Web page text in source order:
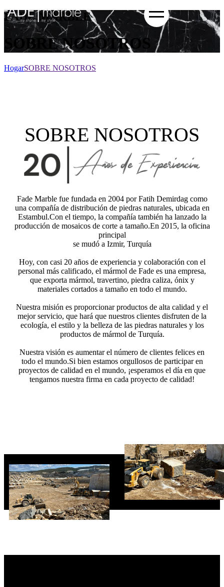
FADE MARBLE
SOBRE NOSOTROS
HogarSOBRE NOSOTROS
SOBRE NOSOTROS
Fade Marble fue fundada en 2004 por Fatih Demirdag como
una compañía de distribución de piedras naturales, ubicada en
Estambul.Con el tiempo, la compañía también ha lanzado la
producción de mosaicos de corte a tamaño.En 2015, la oficina
principal
se mudó a Izmir, Turquía
Hoy, con casi 20 años de experiencia y colaboración con el
personal más calificado, el mármol de Fade es una empresa,
que exporta mármol, travertino, piedra caliza, ónix y
materiales cortados a tamaño en todo el mundo.
Nuestra misión es proporcionar productos de alta calidad y el
mejor servicio, que hará que nuestros clientes disfruten de la
ecología, el estilo y la belleza de las piedras naturales y los
productos de mármol de Turquía.
Nuestra visión es aumentar el número de clientes felices en
todo el mundo.Si bien estamos orgullosos de participar en
proyectos de calidad en el mundo, ¡esperamos el día en que
tengamos nuestra firma en cada proyecto de calidad!